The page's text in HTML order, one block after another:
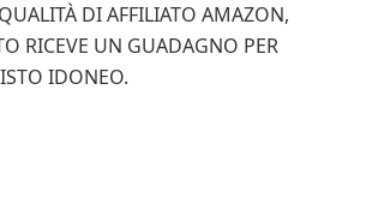
DI AFFILIATO AMAZON,
RICEVE UN GUADAGNO PER
IDONEO.